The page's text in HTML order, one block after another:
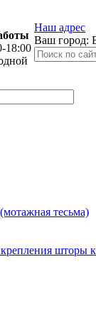
18:00
Наш адрес
Ваш город:
тесьма)
шторы